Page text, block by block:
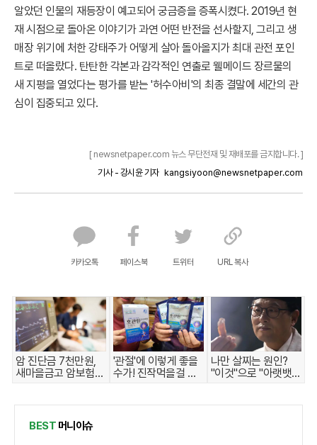
알았던 인물의 재등장이 예고되어 궁금증을 증폭시켰다. 2019년 현
재 시점으로 돌아온 이야기가 과연 어떤 반전을 선사할지, 그리고 생
매장 위기에 처한 강태주가 어떻게 살아 돌아올지가 최대 관전 포인
트로 떠올랐다. 탄탄한 각본과 감각적인 연출로 웰메이드 장르물의
새 지평을 열었다는 평가를 받는 '허수아비'의 최종 결말에 세간의 관
심이 집중되고 있다.
[ newsnetpaper.com 뉴스 무단전재 및 재배포를 금지합니다. ]
기사 - 강시윤 기자 kangsiyoon@newsnetpaper.com
카카오톡 페이스북 트위터 URL 복사
암 진단금 7천만원,
새마을금고 암보험
'관절'에 이렇게 좋을
수가! 진작먹을걸 그
나만 살찌는 원인?
"이것"으로 "아랫뱃
BEST 머니이슈